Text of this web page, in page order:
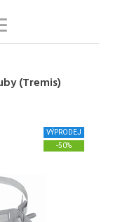
(Tremis)
VÝPRODEJ
-50%